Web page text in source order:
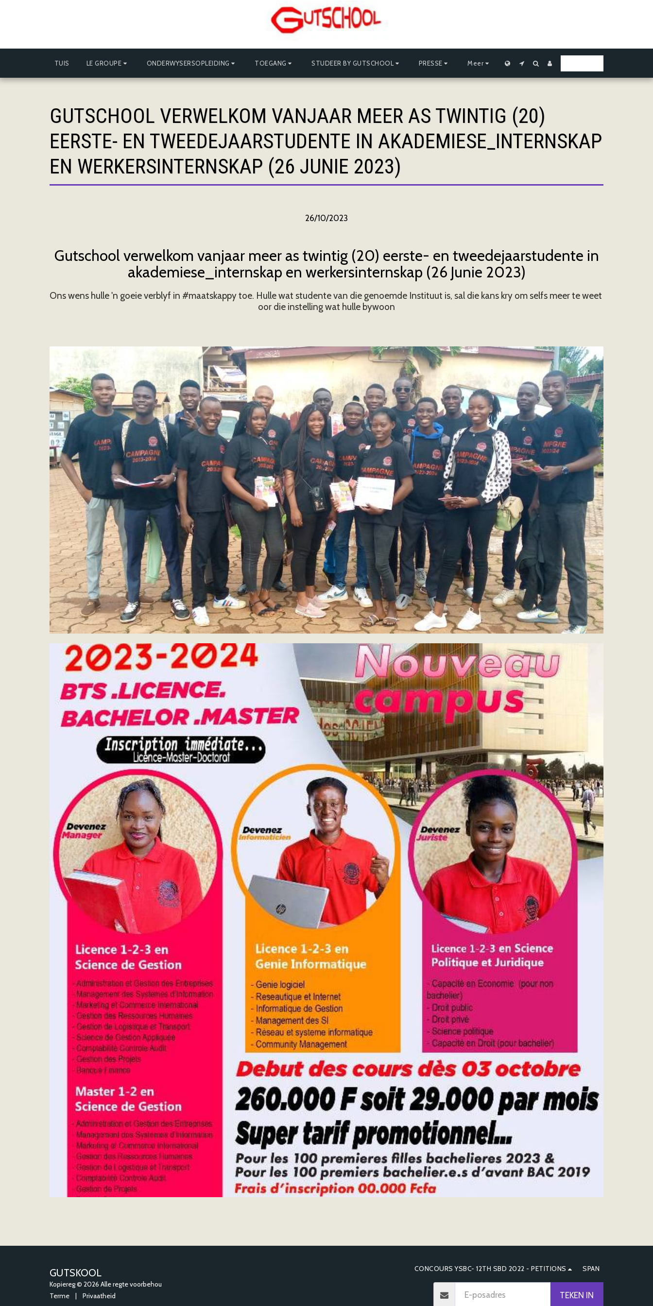
TUIS LE GROUPE ONDERWYSERSOPLEIDING TOEGANG STUDEER BY GUTSCHOOL PRESSE Meer
GUTSCHOOL VERWELKOM VANJAAR MEER AS TWINTIG (20)
EERSTE- EN TWEEDEJAARSTUDENTE IN AKADEMIESE_INTERNSKAP
EN WERKERSINTERNSKAP (26 JUNIE 2023)
26/10/2023
Gutschool verwelkom vanjaar meer as twintig (20) eerste- en tweedejaarstudente in
akademiese_internskap en werkersinternskap (26 Junie 2023)
Ons wens hulle 'n goeie verblyf in #maatskappy toe. Hulle wat studente van die genoemde Instituut is, sal die kans kry om selfs meer te weet
oor die instelling wat hulle bywoon
GUTSKOOL
Kopiereg © 2026 Alle regte voorbehou
Terme
Privaatheid
CONCOURS YSBC- 12TH SBD 2022 - PETITIONS SPAN
TEKEN IN